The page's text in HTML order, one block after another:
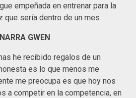
empeñada en entrenar para la
que sería dentro de un mes
NARRA GWEN
he recibido regalos de un
es lo que menos me
me preocupa es que hoy nos
a competir en la competencia, en